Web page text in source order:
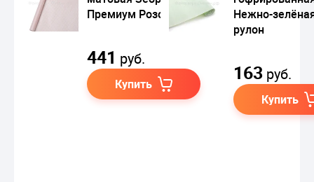
Премиум Розовая
441 руб.
Купить
Нежно-
рулон
163 руб.
Купить